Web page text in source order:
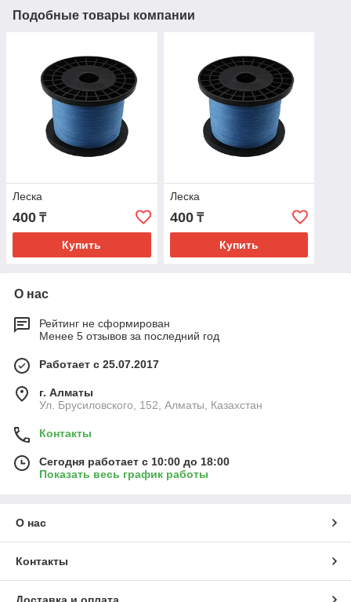
Подобные товары компании
Леска
400 ₸
Купить
Леска
400₸
Купить
О нас
Рейтинг не сформирован
Менее 5 отзывов за последний год
Работает с 25.07.2017
г. Алматы
Ул. Брусиловского, 152, Алматы, Казахстан
Контакты
Сегодня работает с 10:00 до 18:00
Показать весь график работы
О нас
Контакты